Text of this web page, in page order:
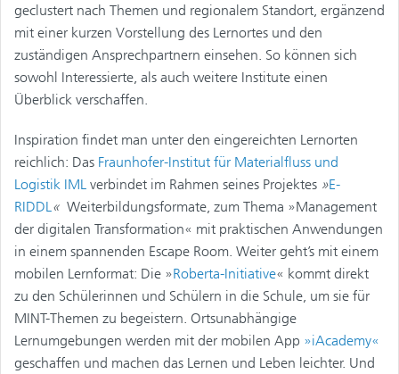
geclustert nach Themen und regionalem Standort, ergänzend
mit einer kurzen Vorstellung des Lernortes und den
zuständigen Ansprechpartnern einsehen. So können sich
sowohl Interessierte, als auch weitere Institute einen
Überblick verschaffen.
Inspiration findet man unter den eingereichten Lernorten
reichlich: Das Fraunhofer-Institut für Materialfluss und
Logistik IML verbindet im Rahmen seines Projektes »E-
RIDDL« Weiterbildungsformate, zum Thema »Management
der digitalen Transformation« mit praktischen Anwendungen
in einem spannenden Escape Room. Weiter geht’s mit einem
mobilen Lernformat: Die »Roberta-Initiative« kommt direkt
zu den Schülerinnen und Schülern in die Schule, um sie für
MINT-Themen zu begeistern. Ortsunabhängige
Lernumgebungen werden mit der mobilen App »iAcademy«
geschaffen und machen das Lernen und Leben leichter. Und